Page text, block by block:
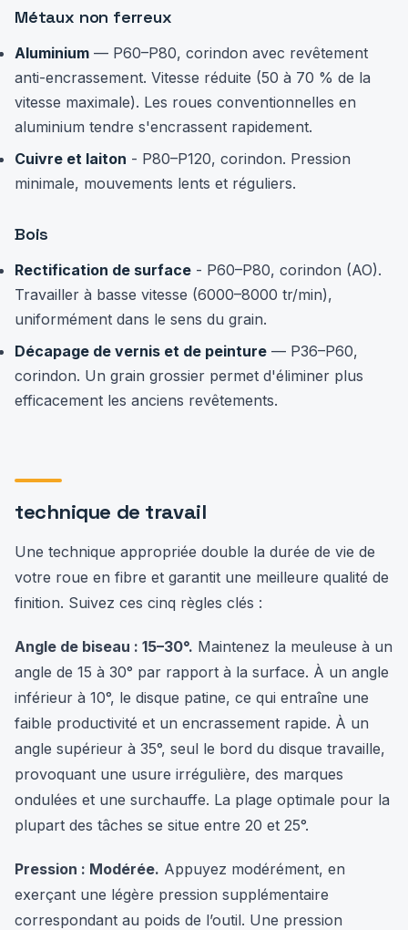
Métaux non ferreux
Aluminium — P60–P80, corindon avec revêtement
anti-encrassement. Vitesse réduite (50 à 70 % de la
vitesse maximale). Les roues conventionnelles en
aluminium tendre s'encrassent rapidement.
Cuivre et laiton - P80–P120, corindon. Pression
minimale, mouvements lents et réguliers.
Bois
Rectification de surface - P60–P80, corindon (AO).
Travailler à basse vitesse (6000–8000 tr/min),
uniformément dans le sens du grain.
Décapage de vernis et de peinture — P36–P60,
corindon. Un grain grossier permet d'éliminer plus
efficacement les anciens revêtements.
technique de travail
Une technique appropriée double la durée de vie de
votre roue en fibre et garantit une meilleure qualité de
finition. Suivez ces cinq règles clés :
Angle de biseau : 15–30°. Maintenez la meuleuse à un
angle de 15 à 30° par rapport à la surface. À un angle
inférieur à 10°, le disque patine, ce qui entraîne une
faible productivité et un encrassement rapide. À un
angle supérieur à 35°, seul le bord du disque travaille,
provoquant une usure irrégulière, des marques
ondulées et une surchauffe. La plage optimale pour la
plupart des tâches se situe entre 20 et 25°.
Pression : Modérée. Appuyez modérément, en
exerçant une légère pression supplémentaire
correspondant au poids de l’outil. Une pression